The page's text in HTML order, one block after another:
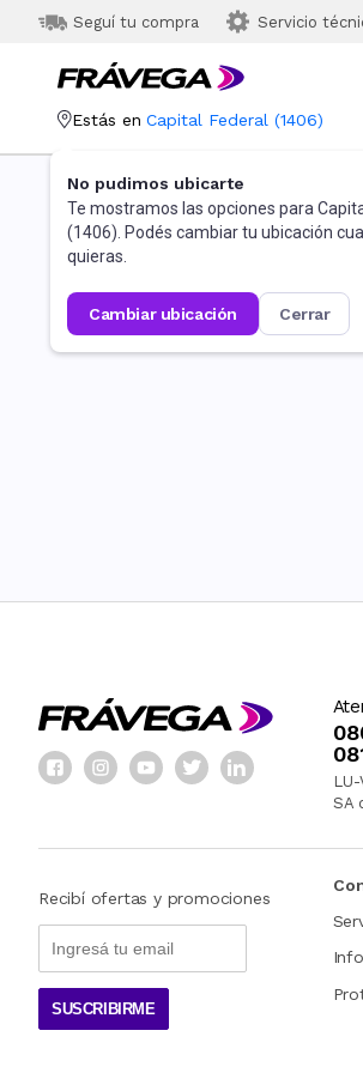
Seguí tu compra Servicio
Estás en Capital Federal (1406)
No pudimos ubicarte
Te mostramos las opciones para
(1406). Podés cambiar tu ubicación
quieras.
cambiar ubicación cerrar
SA
Recibí ofertas y promociones
SUSCRIBIRME